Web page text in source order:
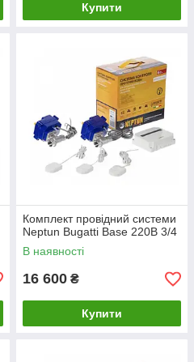
Купити
Комплект провідний системи
Neptun Bugatti Base 220B 3/4
В наявності
16 600 ₴
Купити